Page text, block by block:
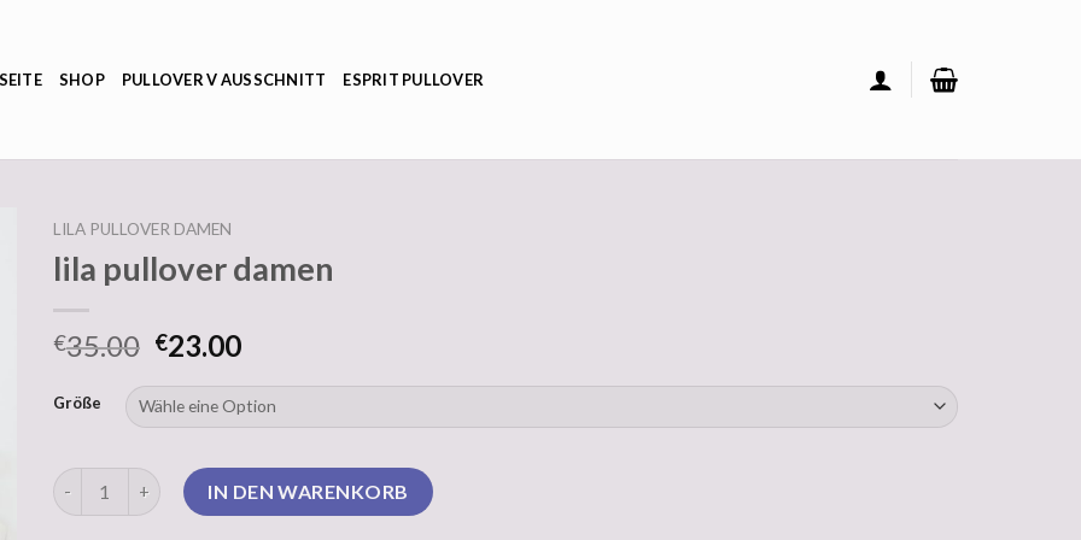
SHOP PULLOVER V AUSSCHNITT ESPRIT PULLOVER
LILA PULLOVER DAMEN
lila pullover damen
€35.00 €23.00
Größe
lila pullover damen MengeIN DEN WARENKORB